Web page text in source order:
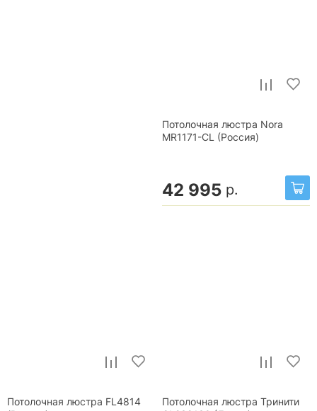
Потолочная люстра Nora
MR1171-CL (Россия)
42 995 р.
Потолочная люстра FL4814
Потолочная люстра Тринити